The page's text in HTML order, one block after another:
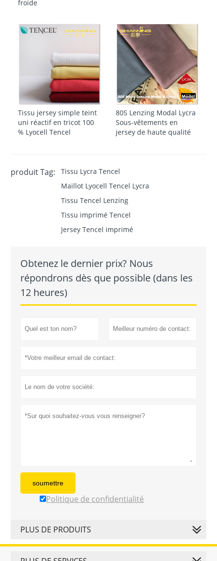
froide
Tissu jersey simple teint
uni réactif en tricot 100
% Lyocell Tencel
80S Lenzing Modal Lycra
Sous-vêtements en
jersey de haute qualité
produit Tag:
Tissu Lycra Tencel
Maillot Lyocell Tencel Lycra
Tissu Tencel Lenzing
Tissu imprimé Tencel
Jersey Tencel imprimé
Obtenez le dernier prix? Nous
répondrons dès que possible (dans les
12 heures)
soumettre
Politique de confidentialité
PLUS DE PRODUITS